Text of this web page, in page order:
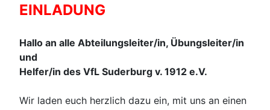
EINLADUNG
Hallo an alle Abteilungsleiter/in, Übungsleiter/in
und
Helfer/in des VfL Suderburg v. 1912 e.V.
Wir laden euch herzlich dazu ein, mit uns an einen